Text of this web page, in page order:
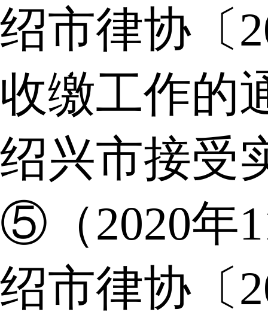
绍市律协〔
收缴工作的
绍兴市接受
⑤（2020年
绍市律协〔